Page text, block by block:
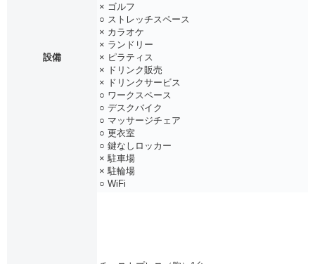
設備
× ゴルフ
○ ストレッチスペース
× カラオケ
× ランドリー
× ピラティス
× ドリンク販売
× ドリンクサービス
○ ワークスペース
○ デスクバイク
○ マッサージチェア
○ 更衣室
○ 鍵なしロッカー
× 駐車場
× 駐輪場
○ WiFi